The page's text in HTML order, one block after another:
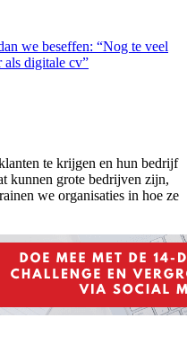
we beseffen: “Nog te veel
als digitale cv”
te krijgen en hun bedrijf
kunnen grote bedrijven zijn,
we organisaties in hoe ze